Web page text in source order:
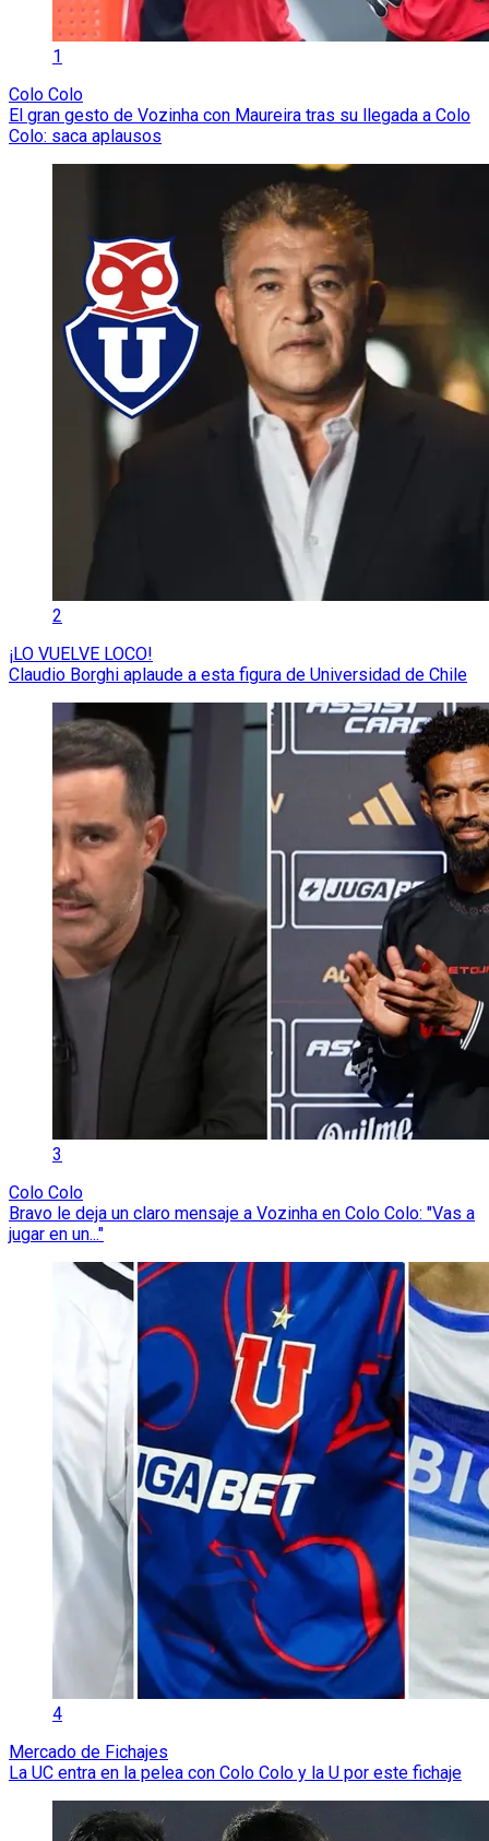
1
Colo Colo
El gran gesto de Vozinha con Maureira tras su llegada a Colo
Colo: saca aplausos
2
¡LO VUELVE LOCO!
Claudio Borghi aplaude a esta figura de Universidad de Chile
3
Colo Colo
Bravo le deja un claro mensaje a Vozinha en Colo Colo: "Vas a
jugar en un..."
4
Mercado de Fichajes
La UC entra en la pelea con Colo Colo y la U por este fichaje